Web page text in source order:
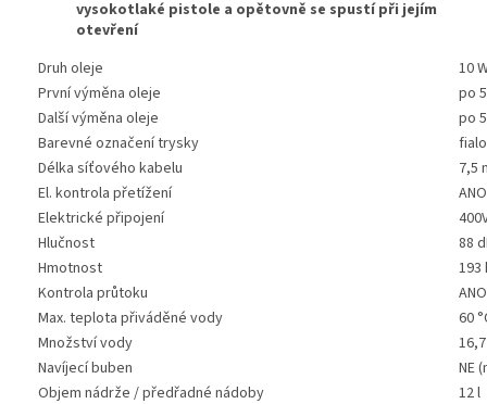
vysokotlaké pistole a opětovně se spustí při jejím
otevření
Druh oleje
10
První výměna oleje
po
Další výměna oleje
po
Barevné označení trysky
Délka síťového kabelu
7,5
El. kontrola přetížení
ANO
Elektrické připojení
Hlučnost
88
Hmotnost
193
Kontrola průtoku
ANO
Max. teplota přiváděné vody
60
Množství vody
Navíjecí buben
NE
Objem nádrže / předřadné nádoby
12 l